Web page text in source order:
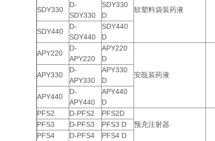
软塑料袋装药液
SDY330
D-
SDY330
SDY330
D
SDY440
D-
SDY440
SDY440
D
APY220
D-
APY220
APY220
D
安瓿装药液
APY330
D-
APY330
APY330
D
APY440
D-
APY440
APY440
D
PFS2
D-PFS2
PFS2D
预充注射器
PFS3 D-PFS3
PFS3 D
PFS4
D-PFS4
PFS4 D